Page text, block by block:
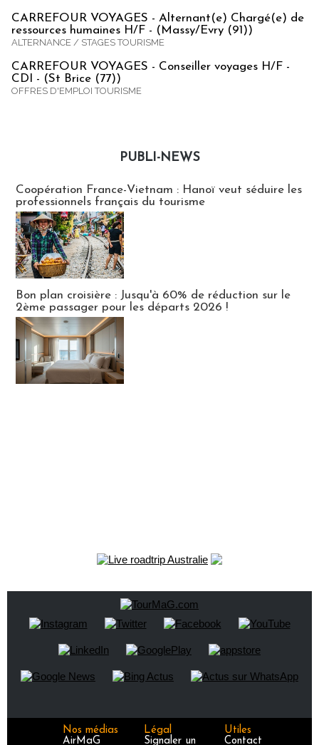
CARREFOUR VOYAGES - Alternant(e) Chargé(e) de
ressources humaines H/F - (Massy/Evry (91))
ALTERNANCE / STAGES TOURISME
CARREFOUR VOYAGES - Conseiller voyages H/F -
CDI - (St Brice (77))
OFFRES D'EMPLOI TOURISME
PUBLI-NEWS
Coopération France-Vietnam : Hanoï veut séduire les
professionnels français du tourisme
Bon plan croisière : Jusqu'à 60% de réduction sur le
2ème passager pour les départs 2026 !
Nos médias
AirMaG
Légal
Signaler un
Utiles
Contact